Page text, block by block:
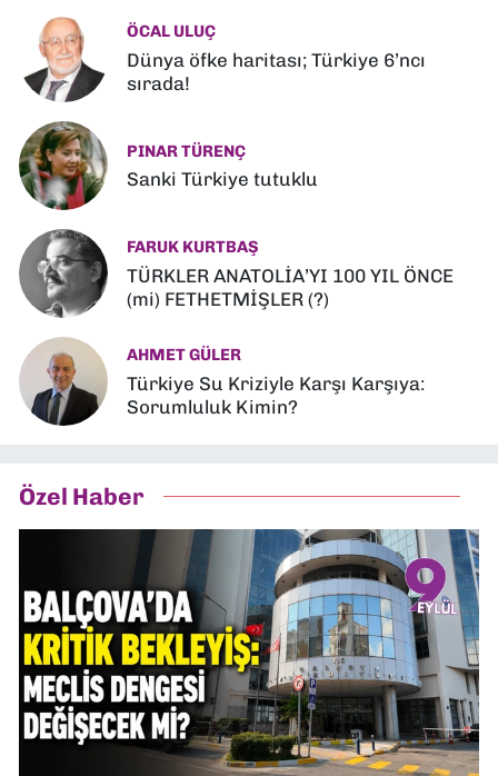
ÖCAL ULUÇ
Dünya öfke haritası; Türkiye 6’ncı
sırada!
PINAR TÜRENÇ
Sanki Türkiye tutuklu
FARUK KURTBAŞ
TÜRKLER ANATOLİA’YI 100 YIL ÖNCE
(mi) FETHETMİŞLER (?)
AHMET GÜLER
Türkiye Su Kriziyle Karşı Karşıya:
Sorumluluk Kimin?
Özel Haber